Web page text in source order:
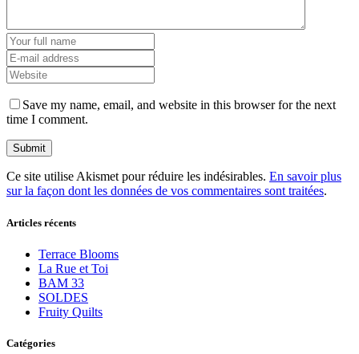
Save my name, email, and website in this browser for the next
time I comment.
Ce site utilise Akismet pour réduire les indésirables. En savoir plus
sur la façon dont les données de vos commentaires sont traitées.
Articles récents
Terrace Blooms
La Rue et Toi
BAM 33
SOLDES
Fruity Quilts
Catégories